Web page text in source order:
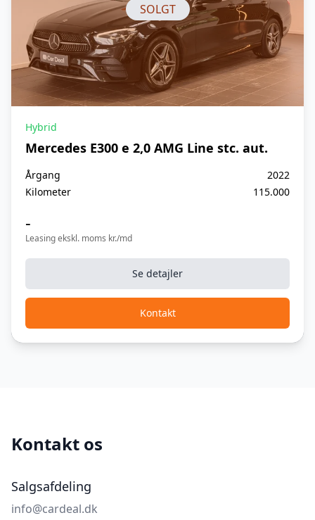
SOLGT
Hybrid
Mercedes E300 e 2,0 AMG Line stc. aut.
Årgang
2022
Kilometer
115.000
-
Leasing ekskl. moms kr./md
Se detajler
Kontakt
Kontakt os
Salgsafdeling
info@cardeal.dk